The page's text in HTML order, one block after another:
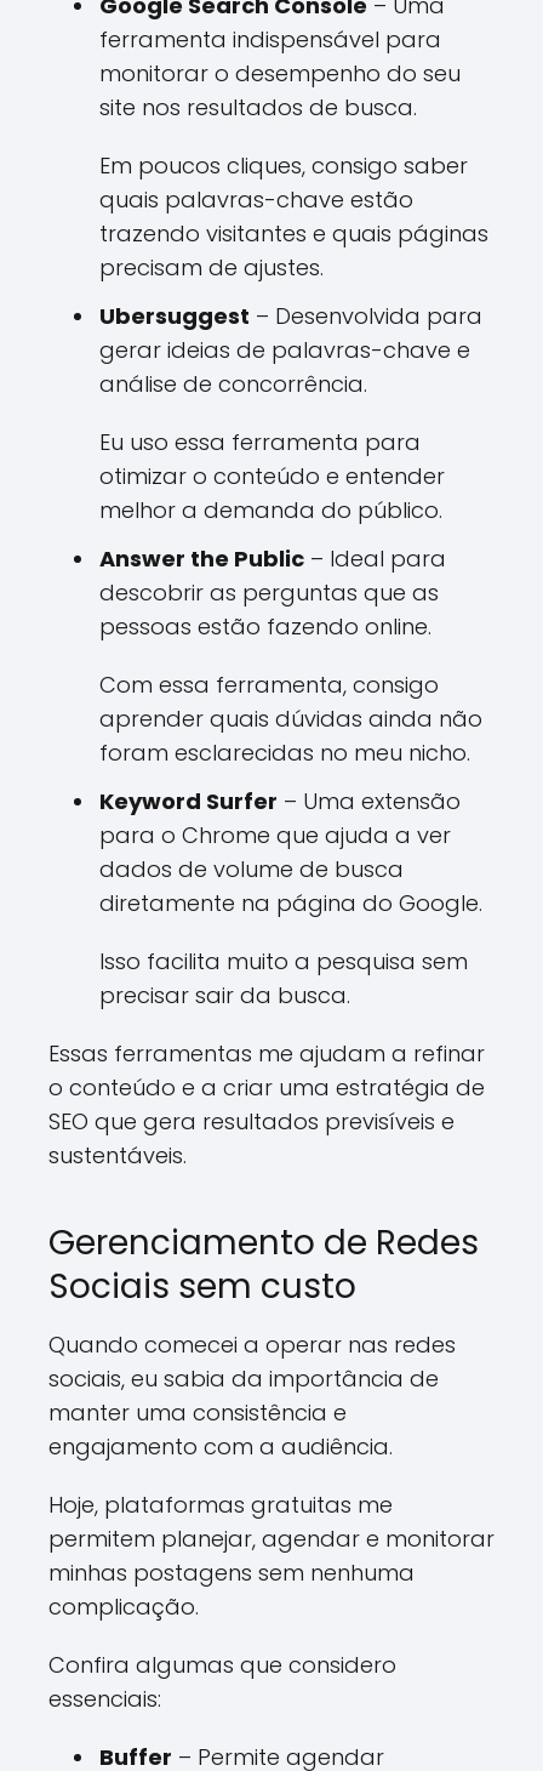
ferramenta indispensável para
monitorar o desempenho do seu
site nos resultados de busca.
Em poucos cliques, consigo saber
quais palavras-chave estão
trazendo visitantes e quais páginas
precisam de ajustes.
Ubersuggest – Desenvolvida para
gerar ideias de palavras-chave e
análise de concorrência.
Eu uso essa ferramenta para
otimizar o conteúdo e entender
melhor a demanda do público.
Answer the Public – Ideal para
descobrir as perguntas que as
pessoas estão fazendo online.
Com essa ferramenta, consigo
aprender quais dúvidas ainda não
foram esclarecidas no meu nicho.
Keyword Surfer – Uma extensão
para o Chrome que ajuda a ver
dados de volume de busca
diretamente na página do Google.
Isso facilita muito a pesquisa sem
precisar sair da busca.
Essas ferramentas me ajudam a refinar
o conteúdo e a criar uma estratégia de
SEO que gera resultados previsíveis e
sustentáveis.
Gerenciamento de Redes
Sociais sem custo
Quando comecei a operar nas redes
sociais, eu sabia da importância de
manter uma consistência e
engajamento com a audiência.
Hoje, plataformas gratuitas me
permitem planejar, agendar e monitorar
minhas postagens sem nenhuma
complicação.
Confira algumas que considero
essenciais:
Buffer – Permite agendar